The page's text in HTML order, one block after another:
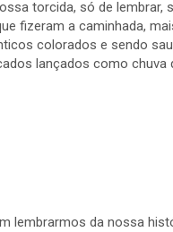
torcida, só de lembrar,
fizeram a caminhada,
colorados e sendo
lançados como chuva
lembrarmos da nossa